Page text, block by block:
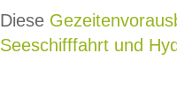
Diese
Seeschifffahrt und